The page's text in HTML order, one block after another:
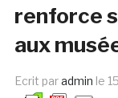
renforce
aux
Ecrit paradmin le